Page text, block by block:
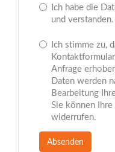
Die folgenden
was mit Ihren
Daten passiert,
Website
Daten, mit
identifiziert
Ausführliche
Thema
unserer unter
Ich habe die
und verstanden.
Ich stimme zu,
Anfrage
Daten werden
Bearbeitung
Sie können
widerrufen.